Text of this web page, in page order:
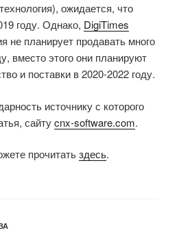
ожидается, что
году. Однако, DigiTimes
не планирует продавать много
вместо этого они планируют
и поставки в 2020-2022 году.
источнику с которого
сайтуcnx-software.com.
прочитатьздесь.